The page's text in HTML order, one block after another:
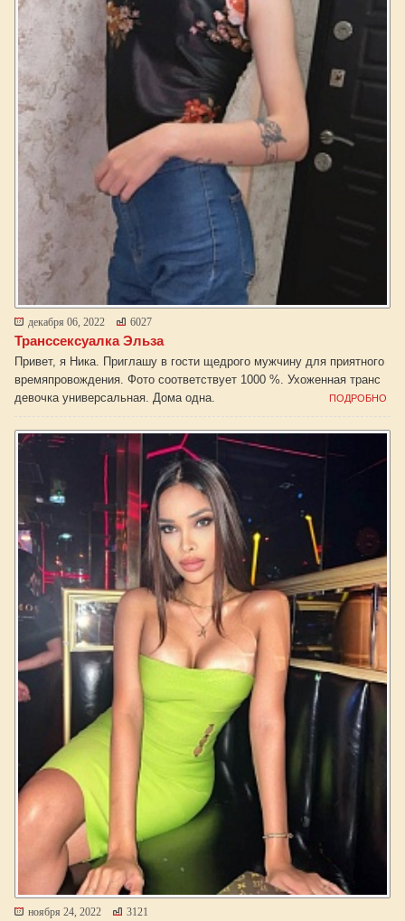
декабря 06, 2022 6027
Транссексуалка Эльза
Привет, я Ника. Приглашу в гости щедрого мужчину для приятного
времяпровождения. Фото соответствует 1000 %. Ухоженная транс
девочка универсальная. Дома одна.
ПОДРОБНО
ноября 24, 2022 3121